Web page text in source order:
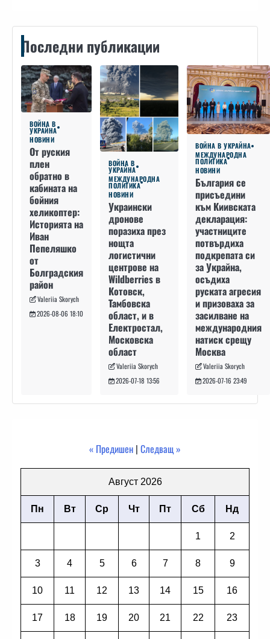
Последни публикации
ВОЙНА В
УКРАЙНА
НОВИНИ
От руския
плен
обратно в
кабината на
бойния
хеликоптер:
Историята на
Иван
Пепеляшко
от
Болградския
район
Valeriia Skorych
2026-08-06 18:10
ВОЙНА В
УКРАЙНА
МЕЖДУНАРОДНА
ПОЛИТИКА
НОВИНИ
Украински
дронове
поразиха през
нощта
логистични
центрове на
Wildberries в
Котовск,
Тамбовска
област, и в
Електростал,
Московска
област
Valeriia Skorych
2026-07-18 13:56
ВОЙНА В УКРАЙНА
МЕЖДУНАРОДНА
ПОЛИТИКА
НОВИНИ
България се
присъедини
към Киивската
декларация:
участниците
потвърдиха
подкрепата си
за Украйна,
осъдиха
руската агресия
и призоваха за
засилване на
международния
натиск срещу
Москва
Valeriia Skorych
2026-07-16 23:49
« Предишен | Следващ »
Август 2026
Пн Вт Ср Чт Пт Сб Нд
1 2
3 4 5 6 7 8 9
10 11 12 13 14 15 16
17 18 19 20 21 22 23